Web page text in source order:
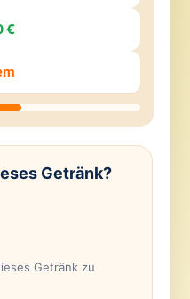
€
Getränk?
Getränk zu